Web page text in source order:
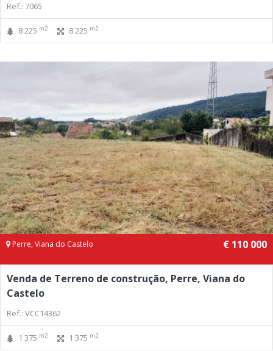
Ref.: 7065
8 225 m2 8 225 m2
Perre, Viana do Castelo € 110 000
Venda de Terreno de construção, Perre, Viana do
Castelo
Ref.: VCC14362
1 375 m2 1 375 m2